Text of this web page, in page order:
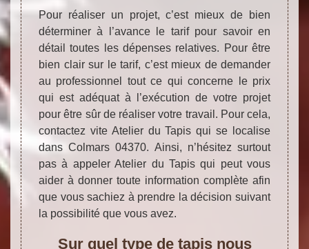
Pour réaliser un projet, c’est mieux de bien
déterminer à l’avance le tarif pour savoir en
détail toutes les dépenses relatives. Pour être
bien clair sur le tarif, c’est mieux de demander
au professionnel tout ce qui concerne le prix
qui est adéquat à l’exécution de votre projet
pour être sûr de réaliser votre travail. Pour cela,
contactez vite Atelier du Tapis qui se localise
dans Colmars 04370. Ainsi, n’hésitez surtout
pas à appeler Atelier du Tapis qui peut vous
aider à donner toute information complète afin
que vous sachiez à prendre la décision suivant
la possibilité que vous avez.
Sur quel type de tapis nous